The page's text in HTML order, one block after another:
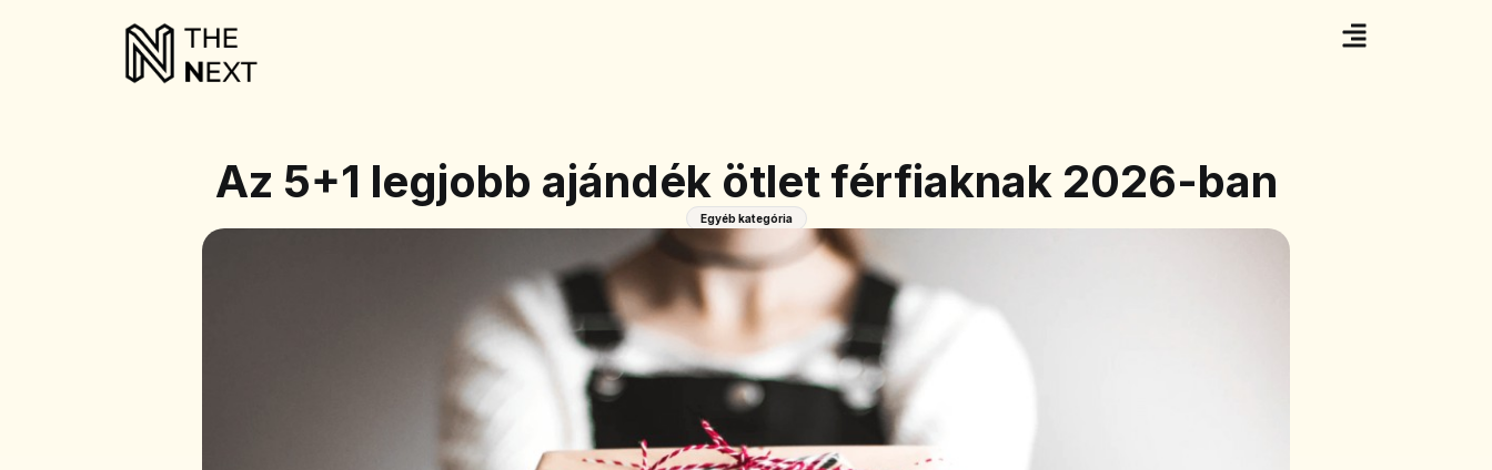
Az 5+1 legjobb ajándék ötlet férfiaknak 2026-ban
Egyéb kategória